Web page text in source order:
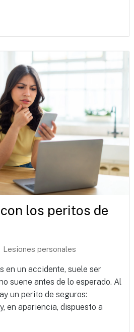
los peritos de
Lesiones personales
en un accidente, suele ser
suene antes de lo esperado. Al
un perito de seguros:
en apariencia, dispuesto a